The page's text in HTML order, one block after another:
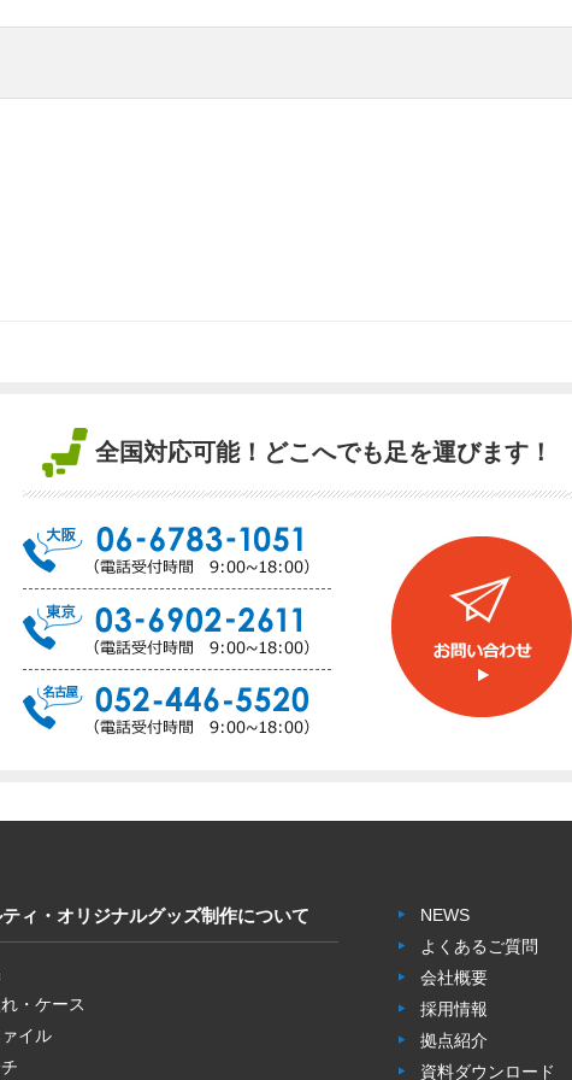
全国対応可能！どこへでも足を運びます！
ィ・オリジナルグッズ制作について
・ケース
イル
NEWS
よくあるご質問
会社概要
採用情報
拠点紹介
資料ダウンロード